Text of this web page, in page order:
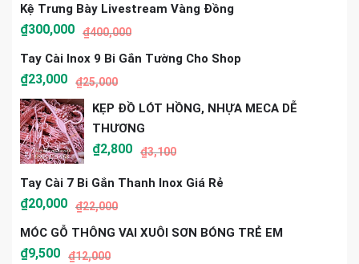
Kệ Trưng Bày Livestream Vàng Đồng
₫400,000
₫300,000
Tay Cài Inox 9 Bi Gắn Tường Cho Shop
₫25,000
₫23,000
KẸP ĐỒ LÓT HỒNG, NHỰA MECA DỄ
THƯƠNG
₫3,100
₫2,800
Tay Cài 7 Bi Gắn Thanh Inox Giá Rẻ
₫22,000
₫20,000
MÓC GỖ THÔNG VAI XUÔI SƠN BÓNG TRẺ EM
₫12,000
₫9,500